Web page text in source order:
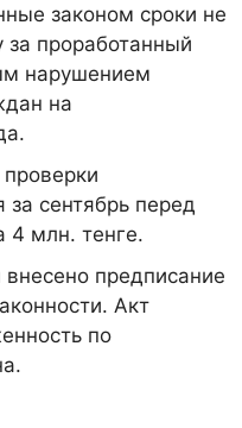
законом сроки не
за проработанный
нарушением
на
сентябрь перед
4 млн. тенге.
внесено предписание
Акт
по